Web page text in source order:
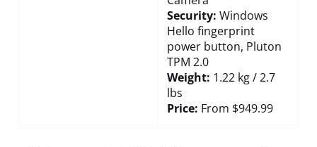
Security: Windows
Hello fingerprint
power button, Pluton
TPM 2.0
Weight: 1.22 kg / 2.7
lbs
Price: From $949.99